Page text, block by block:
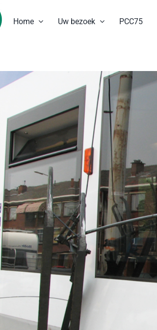
Home Uw bezoek PCC75